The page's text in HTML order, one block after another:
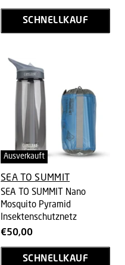
SCHNELLKAUF
Ausverkauft
SEA TO SUMMIT
SEA TO SUMMIT Nano
Mosquito Pyramid
Insektenschutznetz
€50,00
SCHNELLKAUF